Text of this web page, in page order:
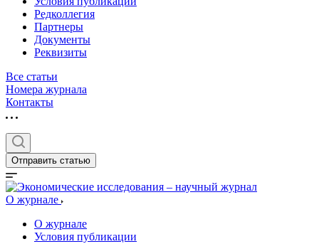
Редколлегия
Партнеры
Документы
Реквизиты
Все статьи
Номера журнала
Контакты
Отправить статью
О журнале
О журнале
Условия публикации